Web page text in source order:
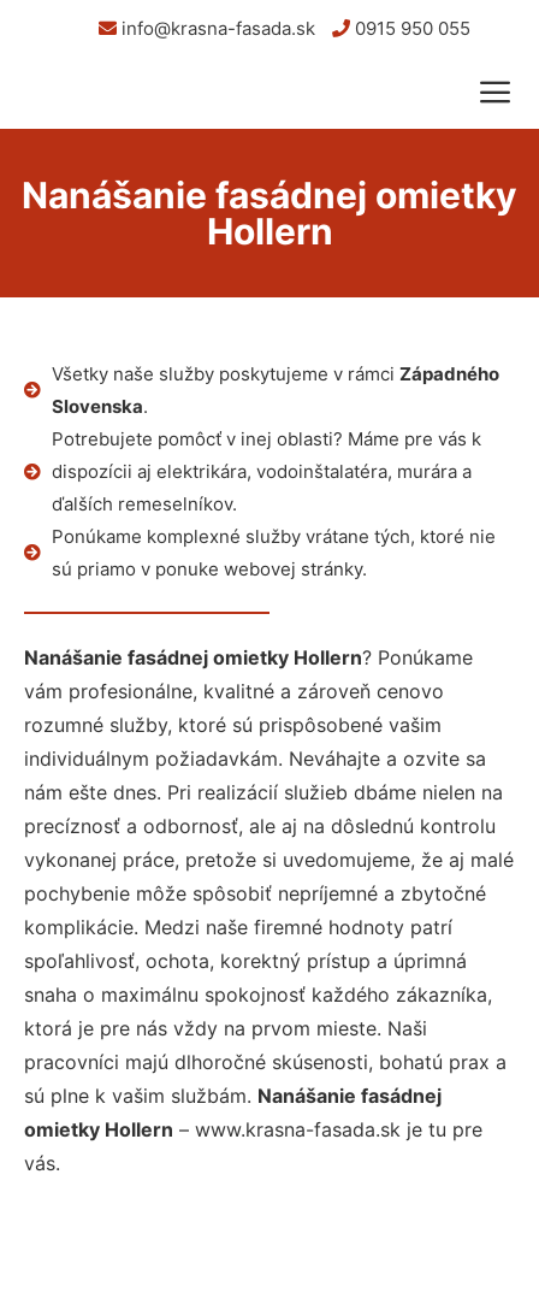
info@krasna-fasada.sk 0915 950 055
Nanášanie fasádnej omietky
Hollern
Všetky naše služby poskytujeme v rámci Západného
Slovenska.
Potrebujete pomôcť v inej oblasti? Máme pre vás k
dispozícii aj elektrikára, vodoinštalatéra, murára a
ďalších remeselníkov.
Ponúkame komplexné služby vrátane tých, ktoré nie
sú priamo v ponuke webovej stránky.
Nanášanie fasádnej omietky Hollern? Ponúkame
vám profesionálne, kvalitné a zároveň cenovo
rozumné služby, ktoré sú prispôsobené vašim
individuálnym požiadavkám. Neváhajte a ozvite sa
nám ešte dnes. Pri realizácií služieb dbáme nielen na
precíznosť a odbornosť, ale aj na dôslednú kontrolu
vykonanej práce, pretože si uvedomujeme, že aj malé
pochybenie môže spôsobiť nepríjemné a zbytočné
komplikácie. Medzi naše firemné hodnoty patrí
spoľahlivosť, ochota, korektný prístup a úprimná
snaha o maximálnu spokojnosť každého zákazníka,
ktorá je pre nás vždy na prvom mieste. Naši
pracovníci majú dlhoročné skúsenosti, bohatú prax a
sú plne k vašim službám. Nanášanie fasádnej
omietky Hollern – www.krasna-fasada.sk je tu pre
vás.